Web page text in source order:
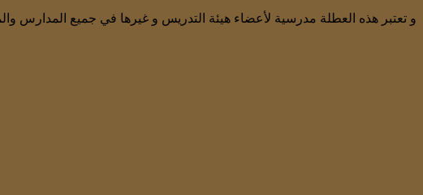
و تعتبر هذه العطلة مدرسية لأعضاء هيئة التدريس و غيرها في جميع المدارس والمراكز المذكورة في